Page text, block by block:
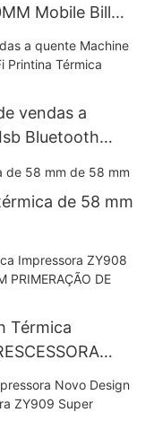
Mobile Bill
vendas a
Bluetooth
Super
de 58 mm
Térmica
RECEBIMENTO